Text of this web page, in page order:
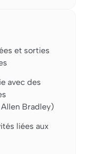
et sorties
avec des
Bradley)
liées aux